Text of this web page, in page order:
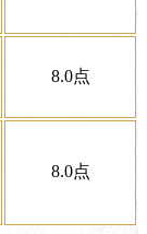
8.0点
8.0点